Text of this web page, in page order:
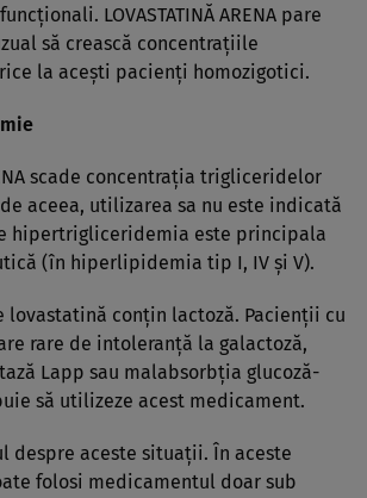
LOVASTATINĂ ARENA pare
să crească concentraţiile
la aceşti pacienţi homozigotici.
scade concentraţia trigliceridelor
aceea, utilizarea sa nu este indicată
hipertrigliceridemia este principala
(în hiperlipidemia tip I, IV şi V).
lovastatină conţin lactoză. Pacienţii cu
rare de intoleranţă la galactoză,
Lapp sau malabsorbţia glucoză-
să utilizeze acest medicament.
despre aceste situaţii. În aceste
folosi medicamentul doar sub